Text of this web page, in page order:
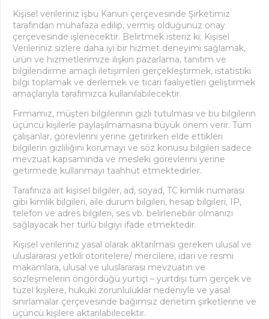
Kişisel verileriniz işbu Kanun çerçevesinde Şirketimiz
tarafından muhafaza edilip, vermiş olduğunuz onay
çerçevesinde işlenecektir. Belirtmek isteriz ki; Kişisel
Verileriniz sizlere daha iyi bir hizmet deneyimi sağlamak,
ürün ve hizmetlerimize ilişkin pazarlama, tanıtım ve
bilgilendirme amaçlı iletişimleri gerçekleştirmek, istatistiki
bilgi toplamak ve derlemek ve ticari faaliyetleri geliştirmek
amaçlarıyla tarafımızca kullanılabilecektir.
Firmamız, müşteri bilgilerinin gizli tutulması ve bu bilgilerin
üçüncü kişilerle paylaşılmamasına büyük önem verir. Tüm
çalışanlar, görevlerini yerine getirirken elde ettikleri
bilgilerin gizliliğini korumayı ve söz konusu bilgileri sadece
mevzuat kapsamında ve mesleki görevlerini yerine
getirmede kullanmayı taahhüt etmektedirler.
Tarafınıza ait kişisel bilgiler, ad, soyad, TC kimlik numarası
gibi kimlik bilgileri, aile durum bilgileri, hesap bilgileri, IP,
telefon ve adres bilgileri, ses vb. belirlenebilir olmanızı
sağlayacak her türlü bilgiyi ifade etmektedir.
Kişisel verileriniz yasal olarak aktarılması gereken ulusal ve
uluslararası yetkili otoritelere/ mercilere, idari ve resmi
makamlara, ulusal ve uluslararası mevzuatın ve
sözleşmelerin öngördüğü yurtiçi – yurtdışı tüm gerçek ve
tüzel kişilere, hukuki zorunluluklar nedeniyle ve yasal
sınırlamalar çerçevesinde bağımsız denetim şirketlerine ve
üçüncü kişilere aktarılabilecektir.